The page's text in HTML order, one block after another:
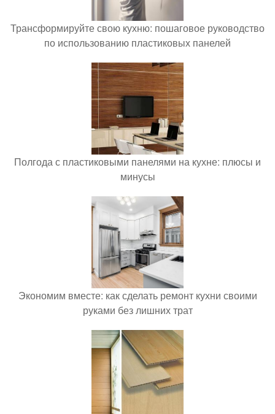
Трансформируйте свою кухню: пошаговое руководство
по использованию пластиковых панелей
Полгода с пластиковыми панелями на кухне: плюсы и
минусы
Экономим вместе: как сделать ремонт кухни своими
руками без лишних трат